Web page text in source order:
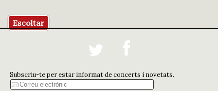
Escoltar
Subscriu-te per estar informat de concerts i novetats.